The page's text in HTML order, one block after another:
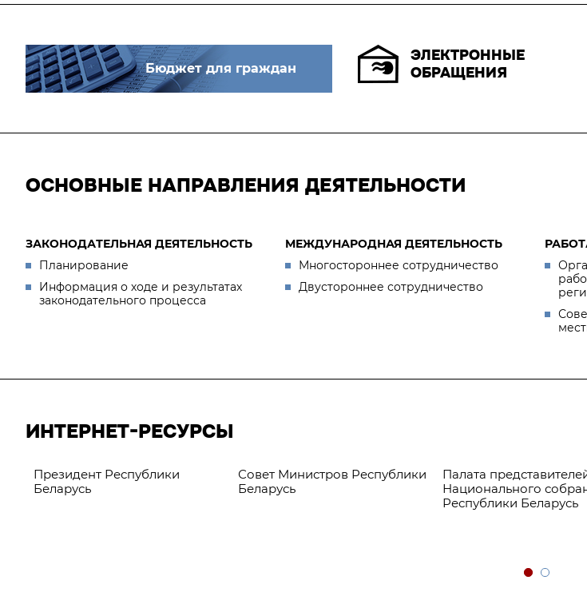
Бюджет для граждан
ЭЛЕКТРОННЫЕ
ОБРАЩЕНИЯ
ОСНОВНЫЕ НАПРАВЛЕНИЯ ДЕЯТЕЛЬНОСТИ
ЗАКОНОДАТЕЛЬНАЯ ДЕЯТЕЛЬНОСТЬ
Планирование
Информация о ходе и результатах
законодательного процесса
МЕЖДУНАРОДНАЯ ДЕЯТЕЛЬНОСТЬ
Многостороннее сотрудничество
Двустороннее сотрудничество
ИНТЕРНЕТ-РЕСУРСЫ
Президент Республики
Беларусь
Совет Министров Республики
Беларусь
Палата
Национального
Республики Беларусь